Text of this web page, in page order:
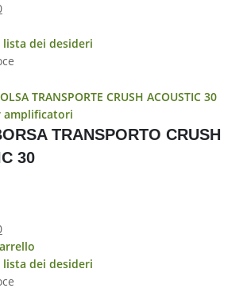
lista dei desideri
amplificatori
TRANSPORTO CRUSH
30
lista dei desideri